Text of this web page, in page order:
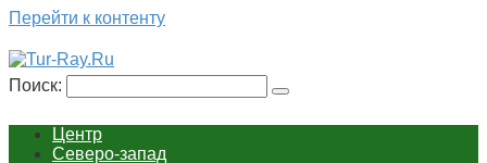
Перейти к контенту
Поиск:
Центр
Северо-запад